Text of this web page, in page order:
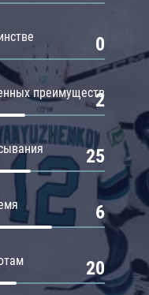
0
преимуществ
2
25
6
20